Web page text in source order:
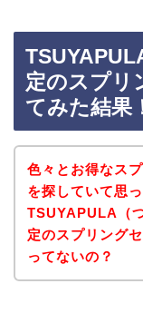
定のスプリ
てみた結果
色々とお得なス
を探していて思っ
TSUYAPULA（
定のスプリング
ってないの？